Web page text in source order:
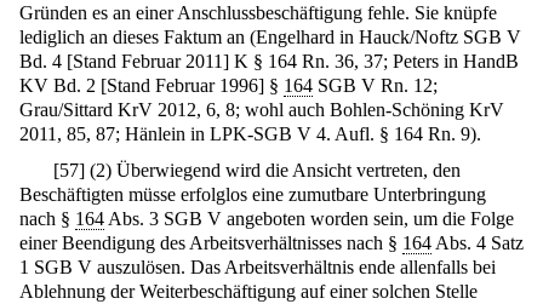
Gründen es an einer Anschlussbeschäftigung fehle. Sie knüpfe
lediglich an dieses Faktum an (Engelhard in Hauck/Noftz SGB V
Bd. 4 [Stand Februar 2011] K § 164 Rn. 36, 37; Peters in HandB
KV Bd. 2 [Stand Februar 1996] § 164 SGB V Rn. 12;
Grau/Sittard KrV 2012, 6, 8; wohl auch Bohlen-Schöning KrV
2011, 85, 87; Hänlein in LPK-SGB V 4. Aufl. § 164 Rn. 9).
[57] (2) Überwiegend wird die Ansicht vertreten, den
Beschäftigten müsse erfolglos eine zumutbare Unterbringung
nach § 164 Abs. 3 SGB V angeboten worden sein, um die Folge
einer Beendigung des Arbeitsverhältnisses nach § 164 Abs. 4 Satz
1 SGB V auszulösen. Das Arbeitsverhältnis ende allenfalls bei
Ablehnung der Weiterbeschäftigung auf einer solchen Stelle